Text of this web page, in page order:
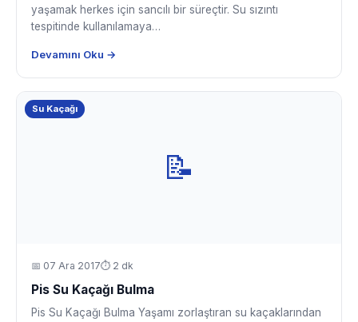
yaşamak herkes için sancılı bir süreçtir. Su sızıntı
tespitinde kullanılamaya…
Devamını Oku →
📝
Su Kaçağı
📅 07 Ara 2017⏱ 2 dk
Pis Su Kaçağı Bulma
Pis Su Kaçağı Bulma Yaşamı zorlaştıran su kaçaklarından